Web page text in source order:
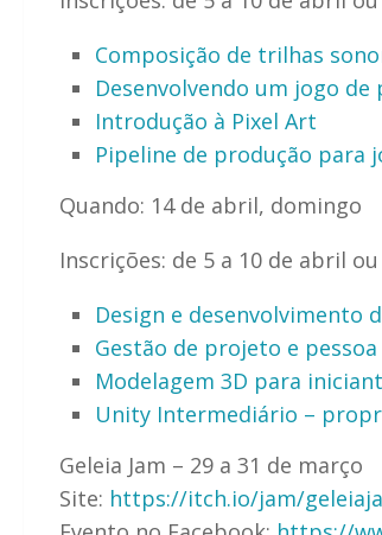
Composição de trilhas
Desenvolvendo um jogo
Introdução à Pixel Art
Pipeline de produção para
Quando: 14 de abril, domingo
Inscrições: de 5 a 10 de abril
Design e desenvolvimento
Gestão de projeto e
Modelagem 3D para
Unity Intermediário –
Geleia Jam – 29 a 31 de março
Site: https://itch.io/jam/